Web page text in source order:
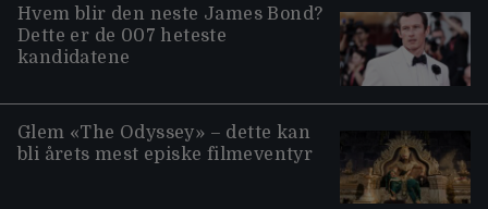
Hvem blir den neste James Bond?
Dette er de 007 heteste
kandidatene
Glem «The Odyssey» – dette kan
bli årets mest episke filmeventyr